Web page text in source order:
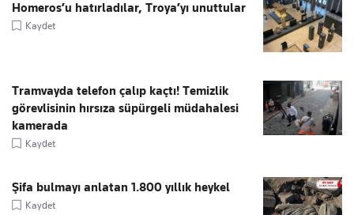
Homeros’u hatırladılar, Troya’yı unuttular
Kaydet
Tramvayda telefon çalıp kaçtı! Temizlik
görevlisinin hırsıza süpürgeli müdahalesi
kamerada
Kaydet
Şifa bulmayı anlatan 1.800 yıllık heykel
Kaydet